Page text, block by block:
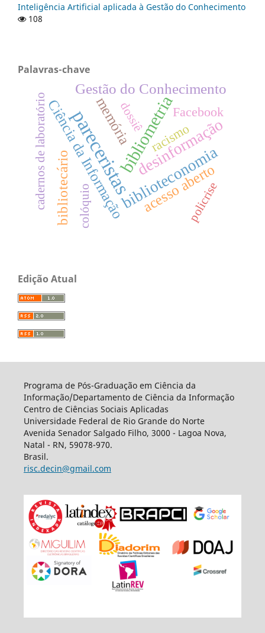
Inteligência Artificial aplicada à Gestão do Conhecimento
108
Palavras-chave
pareceristasbibliometria
desinformação
biblioteconomia
Ciência da Informação acesso aberto
bibliotecário
memória
Gestão do Conhecimento
Facebook
racismo
dossiê
policrise
colóquio
cadernos de laboratório
Edição Atual
Programa de Pós-Graduação em Ciência da
Informação/Departamento de Ciência da Informação
Centro de Ciências Sociais Aplicadas
Universidade Federal de Rio Grande do Norte
Avenida Senador Salgado Filho, 3000 - Lagoa Nova,
Natal - RN, 59078-970.
Brasil.
risc.decin@gmail.com